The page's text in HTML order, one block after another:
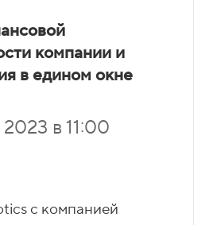
компании и
в едином окне
в 11:00
c компанией